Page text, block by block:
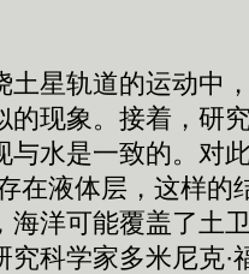
星轨道的运动中
的现象。接着，研
与水是一致的。对
在液体层，这样的
海洋可能覆盖了土
科学家多米尼克·